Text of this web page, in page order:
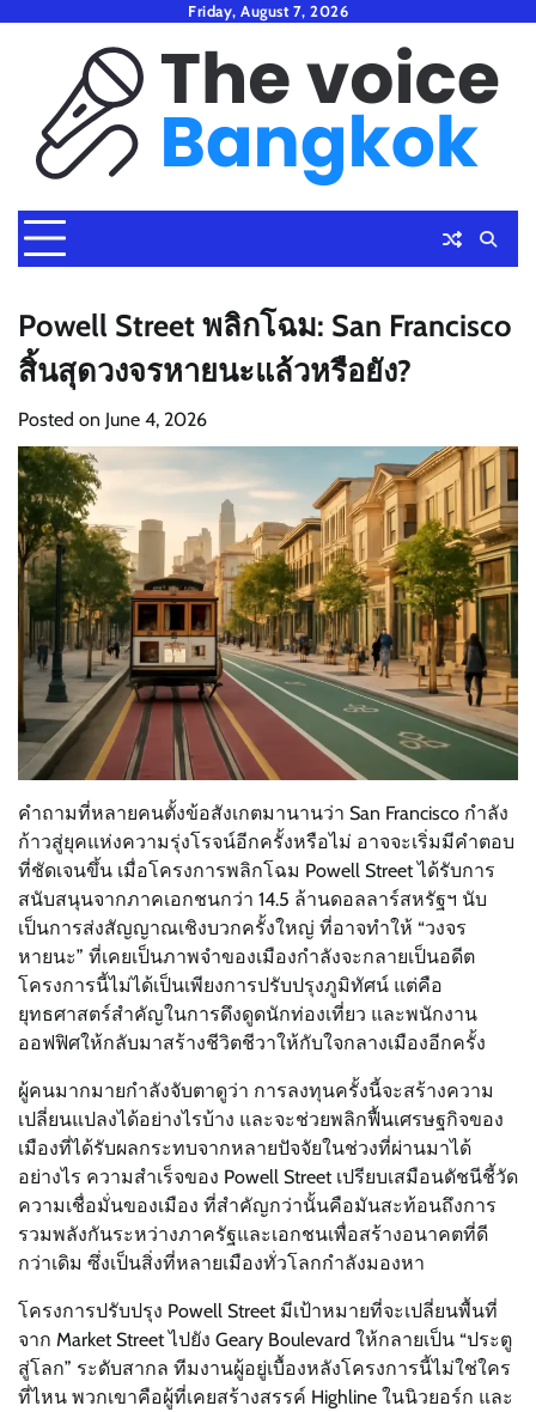
Friday, August 7, 2026
Powell Street พลิกโฉม: San Francisco
สิ้นสุดวงจรหายนะแล้วหรือยัง?
Posted on June 4, 2026
คำถามที่หลายคนตั้งข้อสังเกตมานานว่า San Francisco กำลัง
ก้าวสู่ยุคแห่งความรุ่งโรจน์อีกครั้งหรือไม่ อาจจะเริ่มมีคำตอบ
ที่ชัดเจนขึ้น เมื่อโครงการพลิกโฉม Powell Street ได้รับการ
สนับสนุนจากภาคเอกชนกว่า 14.5 ล้านดอลลาร์สหรัฐฯ นับ
เป็นการส่งสัญญาณเชิงบวกครั้งใหญ่ ที่อาจทำให้ “วงจร
หายนะ” ที่เคยเป็นภาพจำของเมืองกำลังจะกลายเป็นอดีต
โครงการนี้ไม่ได้เป็นเพียงการปรับปรุงภูมิทัศน์ แต่คือ
ยุทธศาสตร์สำคัญในการดึงดูดนักท่องเที่ยว และพนักงาน
ออฟฟิศให้กลับมาสร้างชีวิตชีวาให้กับใจกลางเมืองอีกครั้ง
ผู้คนมากมายกำลังจับตาดูว่า การลงทุนครั้งนี้จะสร้างความ
เปลี่ยนแปลงได้อย่างไรบ้าง และจะช่วยพลิกฟื้นเศรษฐกิจของ
เมืองที่ได้รับผลกระทบจากหลายปัจจัยในช่วงที่ผ่านมาได้
อย่างไร ความสำเร็จของ Powell Street เปรียบเสมือนดัชนีชี้วัด
ความเชื่อมั่นของเมือง ที่สำคัญกว่านั้นคือมันสะท้อนถึงการ
รวมพลังกันระหว่างภาครัฐและเอกชนเพื่อสร้างอนาคตที่ดี
กว่าเดิม ซึ่งเป็นสิ่งที่หลายเมืองทั่วโลกกำลังมองหา
โครงการปรับปรุง Powell Street มีเป้าหมายที่จะเปลี่ยนพื้นที่
จาก Market Street ไปยัง Geary Boulevard ให้กลายเป็น “ประตู
สู่โลก” ระดับสากล ทีมงานผู้อยู่เบื้องหลังโครงการนี้ไม่ใช่ใคร
ที่ไหน พวกเขาคือผู้ที่เคยสร้างสรรค์ Highline ในนิวยอร์ก และ